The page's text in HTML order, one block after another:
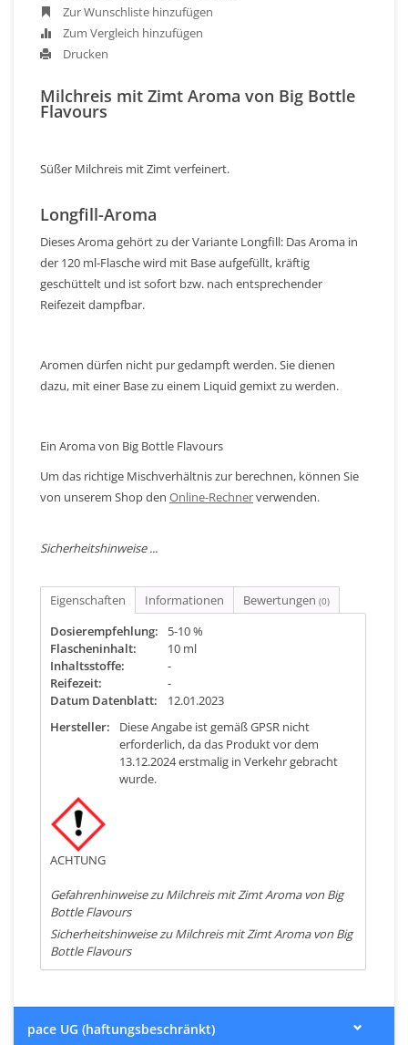
Zur Wunschliste hinzufügen
Zum Vergleich hinzufügen
Drucken
Milchreis mit Zimt Aroma von Big Bottle
Flavours
Süßer Milchreis mit Zimt verfeinert.
Longfill-Aroma
Dieses Aroma gehört zu der Variante Longfill: Das Aroma in
der 120 ml-Flasche wird mit Base aufgefüllt, kräftig
geschüttelt und ist sofort bzw. nach entsprechender
Reifezeit dampfbar.
Aromen dürfen nicht pur gedampft werden. Sie dienen
dazu, mit einer Base zu einem Liquid gemixt zu werden.
Ein Aroma von Big Bottle Flavours
Um das richtige Mischverhältnis zur berechnen, können Sie
von unserem Shop den Online-Rechnerverwenden.
Sicherheitshinweise ...
Eigenschaften Informationen Bewertungen (0)
Dosierempfehlung:
5-10 %
Flascheninhalt:
10 ml
Inhaltsstoffe:
-
Reifezeit:
-
Datum Datenblatt:
12.01.2023
Hersteller:
Diese Angabe ist gemäß GPSR nicht
erforderlich, da das Produkt vor dem
13.12.2024 erstmalig in Verkehr gebracht
wurde.
ACHTUNG
Gefahrenhinweise zu Milchreis mit Zimt Aroma von Big
Bottle Flavours
Sicherheitshinweise zu Milchreis mit Zimt Aroma von Big
Bottle Flavours
pace UG (haftungsbeschränkt)